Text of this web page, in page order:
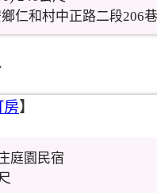
仁和村中正路二段206
房】
庭園民宿